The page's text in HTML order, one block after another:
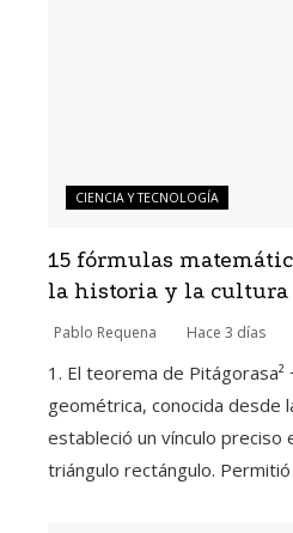
CIENCIA Y TECNOLOGÍA
15 fórmulas
la historia y la cultura
Pablo Requena Hace 3 días
1. El teorema de Pitágorasa²
geométrica, conocida desde
estableció un vínculo preciso
triángulo rectángulo. Permitió